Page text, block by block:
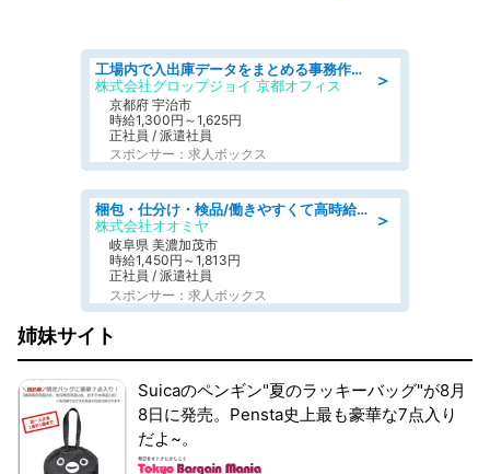
＞
工場内で入出庫データをまとめる事務作業/車通勤OK/交通費支給/食堂あり
株式会社グロップジョイ 京都オフィス
京都府 宇治市
時給1,300円～1,625円
正社員 / 派遣社員
スポンサー：求人ボックス
＞
梱包・仕分け・検品/働きやすくて高時給の仕分け作業長期休暇充実/残業なし
株式会社オオミヤ
岐阜県 美濃加茂市
時給1,450円～1,813円
正社員 / 派遣社員
スポンサー：求人ボックス
姉妹サイト
Suicaのペンギン"夏のラッキーバッグ"が8月
8日に発売。Pensta史上最も豪華な7点入り
だよ~。